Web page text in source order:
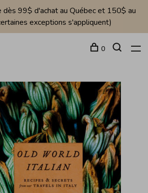
dès 99$ d'achat au Québec et 150$ au
exceptions s'appliquent)
0